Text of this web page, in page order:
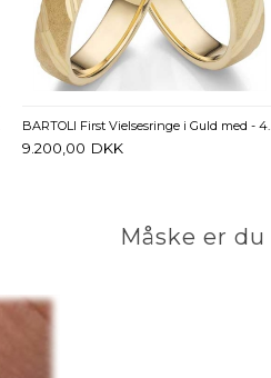
BARTOLI
9.200,00 DKK
Måske er